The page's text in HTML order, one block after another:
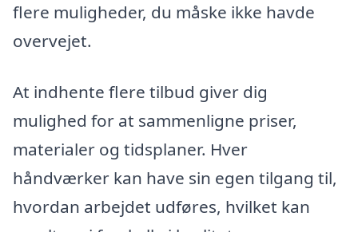
flere muligheder, du måske ikke havde
overvejet.
At indhente flere tilbud giver dig
mulighed for at sammenligne priser,
materialer og tidsplaner. Hver
håndværker kan have sin egen tilgang til,
hvordan arbejdet udføres, hvilket kan